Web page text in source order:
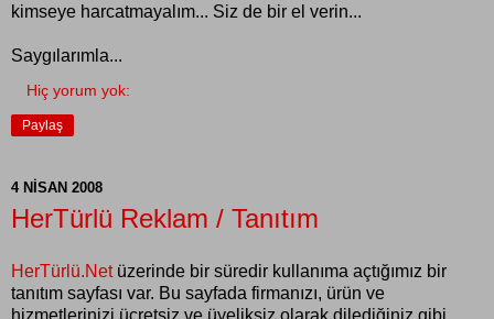
kimseye harcatmayalım... Siz de bir el verin...
Saygılarımla...
Hiç yorum yok:
Paylaş
4 NISAN 2008
HerTürlü Reklam / Tanıtım
HerTürlü.Netüzerinde bir süredir kullanıma açtığımız bir
tanıtım sayfası var. Bu sayfada firmanızı, ürün ve
hizmetlerinizi ücretsiz ve üyeliksiz olarak dilediğiniz gibi